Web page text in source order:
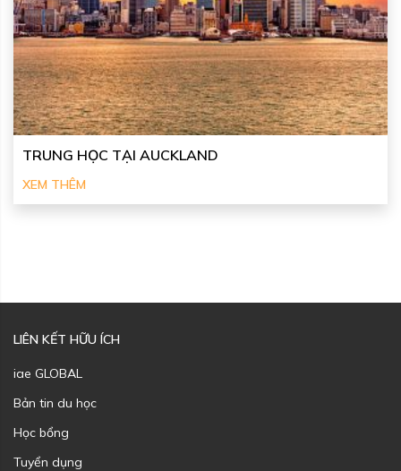
TRUNG HỌC TẠI AUCKLAND
XEM THÊM
LIÊN KẾT HỮU ÍCH
iae GLOBAL
Bản tin du học
Học bổng
Tuyển dụng